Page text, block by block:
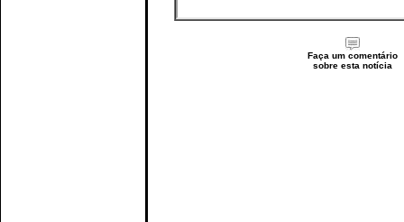
Faça um comentário
sobre esta notícia